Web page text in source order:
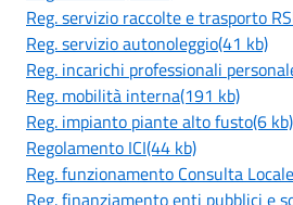
Reg. servizio raccolte e trasporto
Reg. servizio autonoleggio(41 kb)
Reg. incarichi professionali
Reg. mobilità interna(191 kb)
Reg. impianto piante alto fusto(6 kb)
Regolamento ICI(44 kb)
Reg. funzionamento Consulta
Reg. finanziamento enti pubblici e